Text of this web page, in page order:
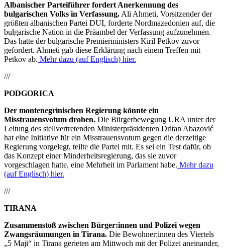
Albanischer Parteiführer fordert Anerkennung des
bulgarischen Volks in Verfassung. Ali Ahmeti, Vorsitzender der
größten albanischen Partei DUI, forderte Nordmazedonien auf, die
bulgarische Nation in die Präambel der Verfassung aufzunehmen.
Das hatte der bulgarische Premierministers Kiril Petkov zuvor
gefordert. Ahmeti gab diese Erklärung nach einem Treffen mit
Petkov ab. Mehr dazu (auf Englisch) hier.
///
PODGORICA
Der montenegrinischen Regierung könnte ein
Misstrauensvotum drohen. Die Bürgerbewegung URA unter der
Leitung des stellvertretenden Ministerpräsidenten Dritan Abazović
hat eine Initiative für ein Misstrauensvotum gegen die derzeitige
Regierung vorgelegt, teilte die Partei mit. Es sei ein Test dafür, ob
das Konzept einer Minderheitsregierung, das sie zuvor
vorgeschlagen hatte, eine Mehrheit im Parlament habe. Mehr dazu
(auf Englisch) hier.
///
TIRANA
Zusammenstoß zwischen Bürger:innen und Polizei wegen
Zwangsräumungen in Tirana. Die Bewohner:innen des Viertels
„5 Maji“ in Tirana gerieten am Mittwoch mit der Polizei aneinander,